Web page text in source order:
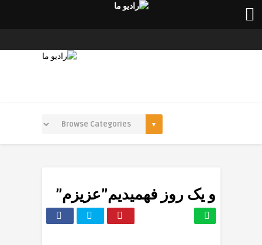
و یک روز فهمیدیم”عزیزم”